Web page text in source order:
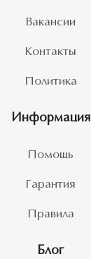
Вакансии
Контакты
Политика
Информация
Помощь
Гарантия
Правила
Блог